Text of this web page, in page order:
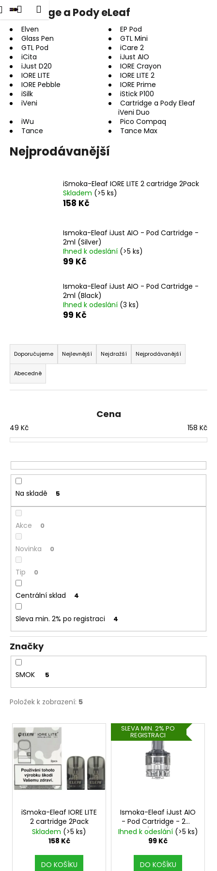
Přejít
na
obsah
Přihlášení
Nákupní
košík
Menu
Cartridge a Pody eLeaf
Elven
EP Pod
Glass Pen
GTL Mini
GTL Pod
iCare 2
iCita
iJust AIO
iJust D20
IORE Crayon
IORE LITE
IORE LITE 2
IORE Pebble
IORE Prime
iSilk
iStick P100
iVeni
Cartridge a Pody Eleaf
iVeni Duo
iWu
Pico Compaq
Tance
Tance Max
Nejprodávanější
iSmoka-Eleaf IORE LITE 2 cartridge 2Pack
Skladem (>5 ks)
158 Kč
Ismoka-Eleaf iJust AIO - Pod Cartridge -
2ml (Silver)
Ihned k odeslání (>5 ks)
99 Kč
Ismoka-Eleaf iJust AIO - Pod Cartridge -
2ml (Black)
Ihned k odeslání (3 ks)
99 Kč
Ř
a
z
e
n
r
o
u
k
ů
Doporučujeme Nejlevnější Nejdražší Nejprodávanější
Abecedně
Cena
49 Kč 158 Kč
Na skladě 5
Akce 0
Novinka 0
Tip 0
Centrální sklad 4
Sleva min. 2% po registraci 4
Značky
SMOK 5
Položek k zobrazení: 5
V
ý
p
s
p
iSmoka-Eleaf IORE LITE
2 cartridge 2Pack
Skladem (>5 ks)
158 Kč
DO KOŠÍKU
SLEVA MIN. 2% PO
REGISTRACI
Ismoka-Eleaf iJust AIO
- Pod Cartridge - 2ml
(Silver)
Ihned k odeslání (>5 ks)
99 Kč
DO KOŠÍKU
K
o
C
o
p
o
t
ř
e
u
D
o
p
u
č
j
e
m
DEKANG
USA
MIX
10ML
6MG
169
Kč
Původně:
195
Kč